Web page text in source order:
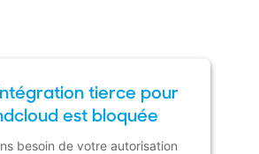
tierce pour
est bloquée
besoin de votre autorisation